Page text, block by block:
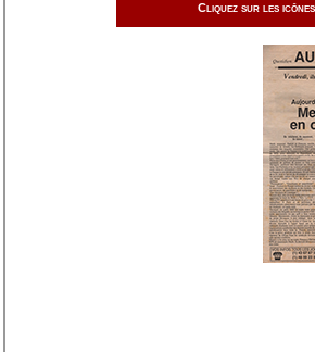
Cliquez sur les